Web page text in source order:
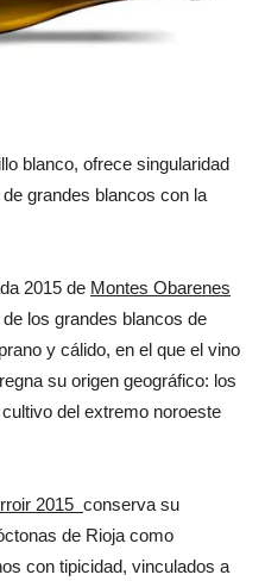
blanco, ofrece singularidad
grandes blancos con la
2015 de Montes Obarenes
los grandes blancos de
y cálido, en el que el vino
su origen geográfico: los
del extremo noroeste
2015 conserva su
de Rioja como
con tipicidad, vinculados a